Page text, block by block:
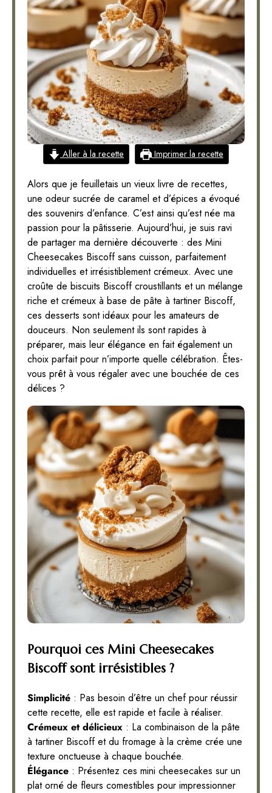
Aller à la recette Imprimer la recette
Alors que je feuilletais un vieux livre de recettes,
une odeur sucrée de caramel et d’épices a évoqué
des souvenirs d’enfance. C’est ainsi qu’est née ma
passion pour la pâtisserie. Aujourd’hui, je suis ravi
de partager ma dernière découverte : des Mini
Cheesecakes Biscoff sans cuisson, parfaitement
individuelles et irrésistiblement crémeux. Avec une
croûte de biscuits Biscoff croustillants et un mélange
riche et crémeux à base de pâte à tartiner Biscoff,
ces desserts sont idéaux pour les amateurs de
douceurs. Non seulement ils sont rapides à
préparer, mais leur élégance en fait également un
choix parfait pour n’importe quelle célébration. Êtes-
vous prêt à vous régaler avec une bouchée de ces
délices ?
Pourquoi ces Mini Cheesecakes
Biscoff sont irrésistibles ?
Simplicité : Pas besoin d’être un chef pour réussir
cette recette, elle est rapide et facile à réaliser.
Crémeux et délicieux : La combinaison de la pâte
à tartiner Biscoff et du fromage à la crème crée une
texture onctueuse à chaque bouchée.
Élégance : Présentez ces mini cheesecakes sur un
plat orné de fleurs comestibles pour impressionner